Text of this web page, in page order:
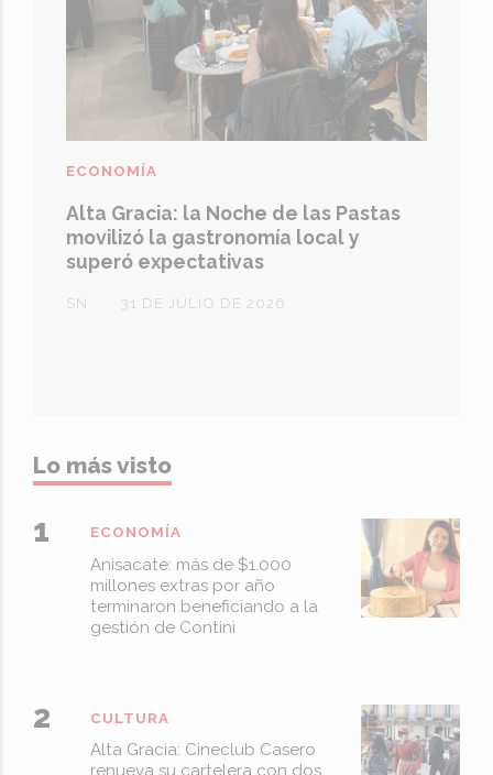
Alta Gracia: la Noche de las Pastas
movilizó la gastronomía local y
superó expectativas
SN
ECONOMÍA
31 DE JULIO DE 2026
Lo más visto
Anisacate: más de $1.000
millones extras por año
terminaron beneficiando a la
gestión de Contini
ECONOMÍA
Alta Gracia: Cineclub Casero
renueva su cartelera con dos
CULTURA